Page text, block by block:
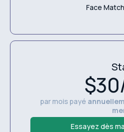
Face Match
par mois payé
Essayez dès